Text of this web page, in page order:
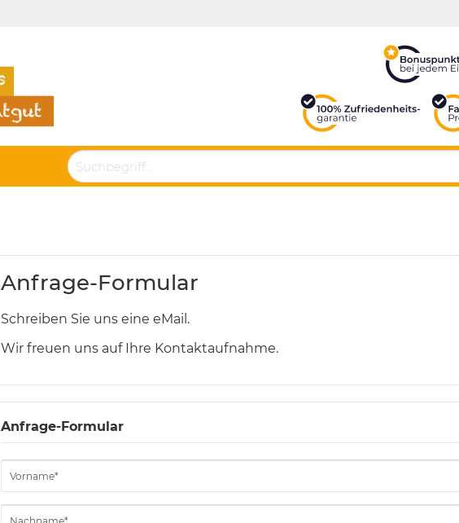
Anfrage-Formular
Schreiben Sie uns eine eMail.
Wir freuen uns auf Ihre Kontaktaufnahme.
Anfrage-Formular